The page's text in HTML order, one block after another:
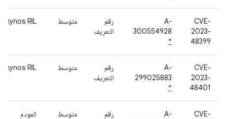
CVE-
2023-
48399
A-
300554928
*
رقم
التعريف
متوسط Exynos RIL
CVE-
2023-
48401
A-
299025883
*
رقم
التعريف
متوسط Exynos RIL
CVE-
A-
رقم
متوسط المودم